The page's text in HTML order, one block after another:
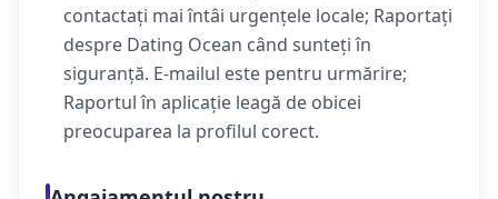
contactați mai întâi urgențele locale; Raportați
despre Dating Ocean când sunteți în
siguranță. E-mailul este pentru urmărire;
Raportul în aplicație leagă de obicei
preocuparea la profilul corect.